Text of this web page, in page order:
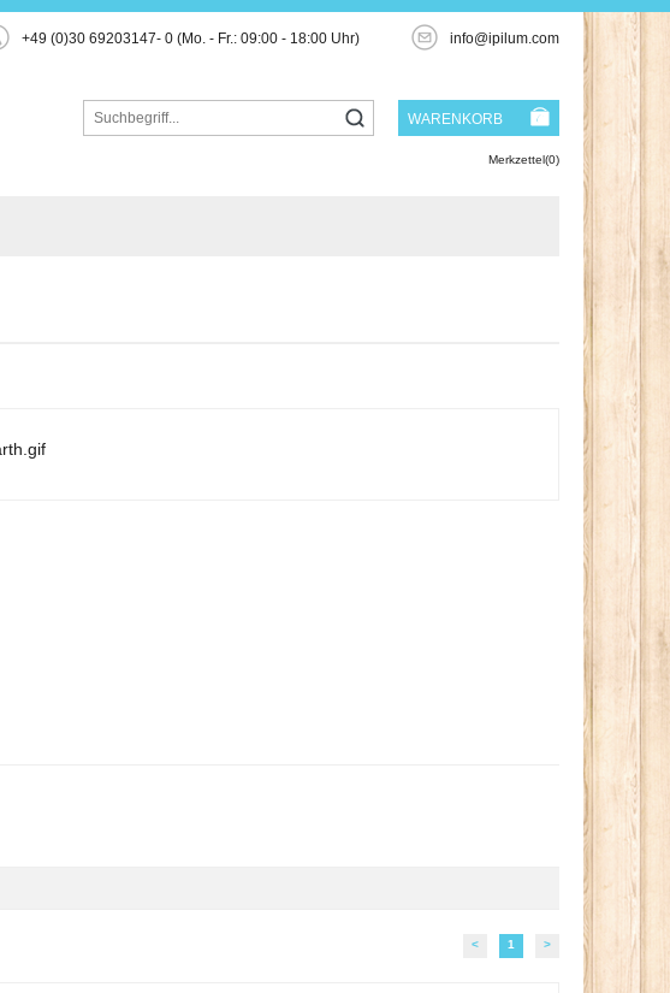
+49 (0)30 69203147- 0 (Mo. - Fr.: 09:00 - 18:00 Uhr) info@ipilum.com
WARENKORB
Merkzettel(0)
< 1 >